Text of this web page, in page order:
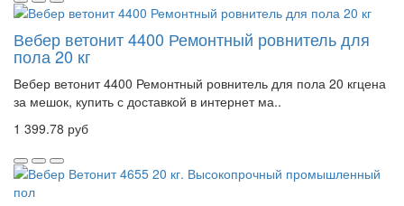
Вебер ветонит 4400 Ремонтный ровнитель для
пола 20 кг
Вебер ветонит 4400 Ремонтный ровнитель для пола 20 кгцена
за мешок, купить с доставкой в интернет ма..
1 399.78 руб